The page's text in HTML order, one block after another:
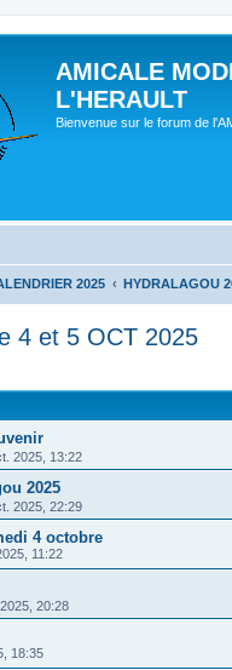
AMICALE
L'HERAULT
Bienvenue sur le forum de
2025 HYDRALAGOU
4 et 5 OCT 2025
2025, 13:22
2025
2025, 22:29
4 octobre
11:22
20:28
18:35